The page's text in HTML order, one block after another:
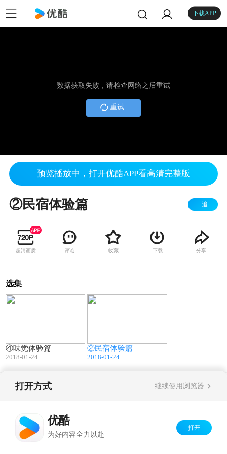
下载APP
数据获取失败，请检查网络之后重试
重试
预览播放中，打开优酷APP看高清完整版
②民宿体验篇 +追
超清画质 评论 收藏 下载 分享
选集
④味觉体验篇
2018-01-24
②民宿体验篇
2018-01-24
版权所有
打开方式 继续使用浏览器
优酷
为好内容全力以赴
打开